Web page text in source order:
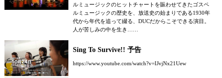
ルミュージックのヒットチャートを賑わせてきたゴスペ
ルミュージックの歴史を、放送史の始まりである1930年
代から年代を追って綴る、DUCだからこそできる演目。
人が苦しみの中を生き……
Sing To Survive!! 予告
https://www.youtube.com/watch?v=IJvjNx21Uew